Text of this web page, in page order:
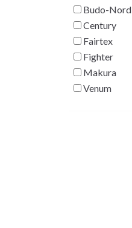
Budo-Nord
Century
Fairtex
Fighter
Makura
Venum